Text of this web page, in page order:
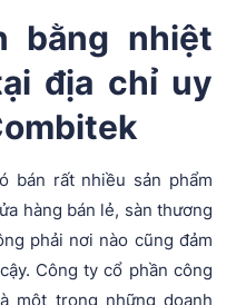
bằng nhiệt
địa chỉ uy
bán rất nhiều sản phẩm
hàng bán lẻ, sàn thương
phải nơi nào cũng đảm
Công ty cổ phần công
một trong những doanh